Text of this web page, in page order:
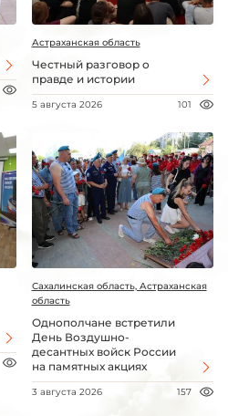
Астраханская область
Честный разговор о
правде и истории
5 августа 2026 101
Сахалинская область, Астраханская
область
Однополчане встретили
День Воздушно-
десантных войск России
на памятных акциях
3 августа 2026 157